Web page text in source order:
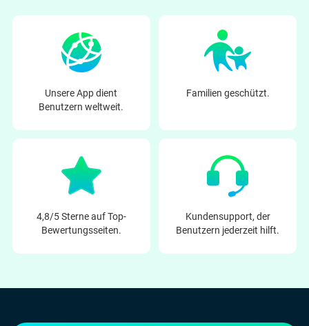
Unsere App dient
Benutzern weltweit.
Familien geschützt.
4,8/5 Sterne auf Top-
Bewertungsseiten.
Kundensupport, der
Benutzern jederzeit hilft.